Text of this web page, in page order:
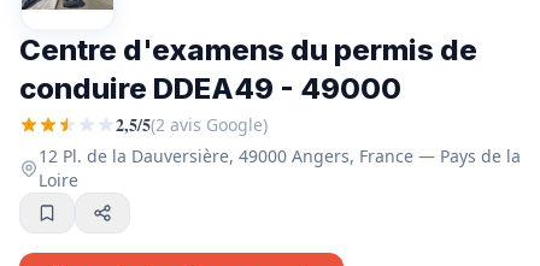
Centre d'examens du permis de
conduire DDEA49 - 49000
2,5/5(2 avis Google)
12 Pl. de la Dauversière, 49000 Angers, France — Pays de la
Loire